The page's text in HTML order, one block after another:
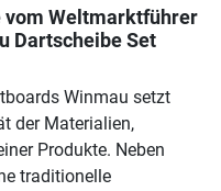
vom Weltmarktführer
Dartscheibe Set
Winmau setzt
der Materialien,
Produkte. Neben
traditionelle